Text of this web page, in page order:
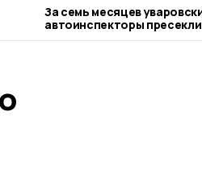
За семь месяцев
автоинспекторы пресекли
нарушений